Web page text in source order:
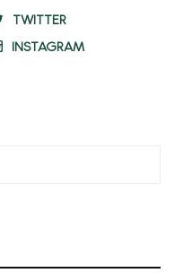
TWITTER
INSTAGRAM